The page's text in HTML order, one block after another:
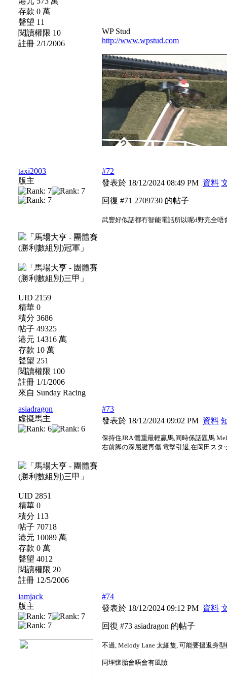
存款 0 萬
聲望 11
閱讀權限 10
註冊 2/1/2006
WP Stud
http://www.wpstud.com
taxi2003
版主
UID 2159
精華 0
積分 3686
帖子 49325
港元 14316 萬
存款 10 萬
聲望 251
閱讀權限 100
註冊 1/1/2006
來自 Sunday Racing
#72
發表於 18/12/2024 08:49 PM 資料
回復 #71 2709730 的帖子
武豐好似話都冇智能電話所以呢d野完全唔
asiadragon
虛擬馬主
UID 2851
精華 0
積分 113
帖子 70718
港元 10089 萬
存款 0 萬
聲望 4012
閱讀權限 20
註冊 12/5/2006
#73
發表於 18/12/2024 09:02 PM 資料
保持住JRA 體重最輕贏馬,同時係話題馬
右前脚の深屈腱再傷.電撃引退,在岡田スタ
iamjack
版主
#74
發表於 18/12/2024 09:12 PM 資料
回復 #73 asiadragon 的帖子
不過, Melody Lane 太細隻, 可能要搵返身
同埋懷胎會唔會有風險